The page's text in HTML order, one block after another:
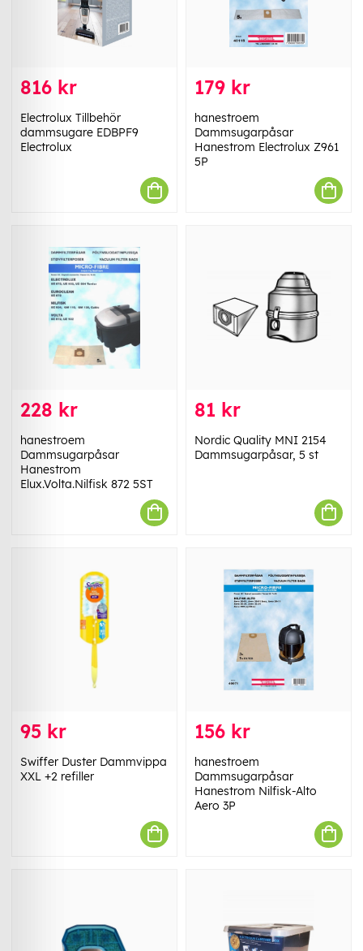
816 kr
Electrolux Tillbehör
dammsugare EDBPF9
Electrolux
179 kr
hanestroem
Dammsugarpåsar
Hanestrom Electrolux Z961
5P
228 kr
hanestroem
Dammsugarpåsar
Hanestrom
Elux.Volta.Nilfisk 872 5ST
81 kr
Nordic Quality MNI 2154
Dammsugarpåsar, 5 st
95 kr
Swiffer Duster Dammvippa
XXL +2 refiller
156 kr
hanestroem
Dammsugarpåsar
Hanestrom Nilfisk-Alto
Aero 3P